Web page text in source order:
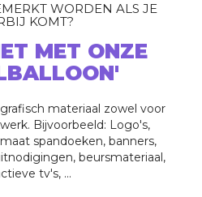
WORDEN ALS JE
KOMT?
MET ONZE
materiaal zowel voor
Bijvoorbeeld: Logo's,
spandoeken, banners,
beursmateriaal,
tv's, ...